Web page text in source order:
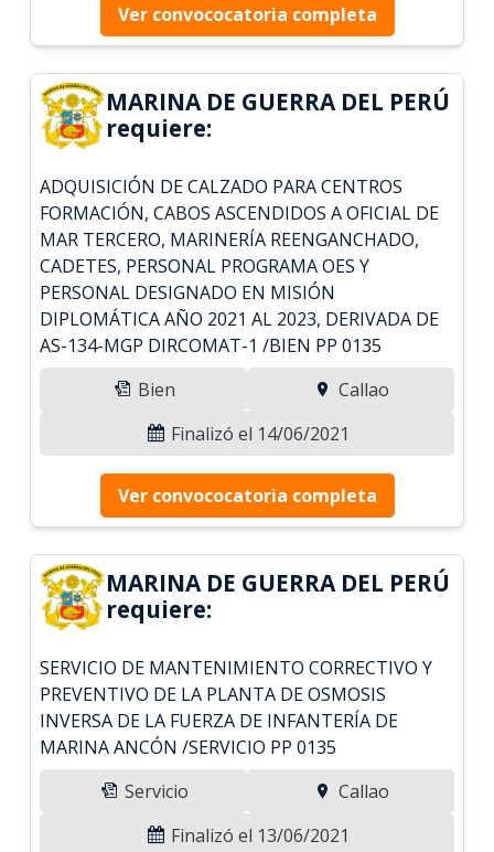
Ver convococatoria completa
MARINA DE GUERRA DEL PERÚ
requiere:
ADQUISICIÓN DE CALZADO PARA CENTROS
FORMACIÓN, CABOS ASCENDIDOS A OFICIAL DE
MAR TERCERO, MARINERÍA REENGANCHADO,
CADETES, PERSONAL PROGRAMA OES Y
PERSONAL DESIGNADO EN MISIÓN
DIPLOMÁTICA AÑO 2021 AL 2023, DERIVADA DE
AS-134-MGP DIRCOMAT-1 /BIEN PP 0135
Bien
Callao
Finalizó el 14/06/2021
Ver convococatoria completa
MARINA DE GUERRA DEL PERÚ
requiere:
SERVICIO DE MANTENIMIENTO CORRECTIVO Y
PREVENTIVO DE LA PLANTA DE OSMOSIS
INVERSA DE LA FUERZA DE INFANTERÍA DE
MARINA ANCÓN /SERVICIO PP 0135
Servicio
Callao
Finalizó el 13/06/2021